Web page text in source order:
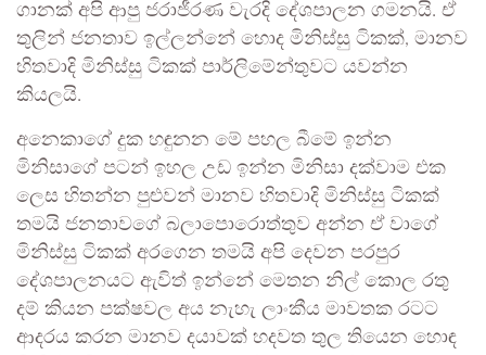
ගානක් අපි ආපු ජරාජීරණ වැරදි දේශපාලන ගමනයි. ඒ
තුලින් ජනතාව ඉල්ලන්නේ හොද මිනිස්සු ටිකක්, මානව
හිතවාදි මිනිස්සු ටිකක් පාර්ලිමේන්තුවට යවන්න
කියලයි.
අනෙකාගේ දුක හඳුනන මේ පහල බීමේ ඉන්න
මිනිසාගේ පටන් ඉහල උඩ ඉන්න මිනිසා දක්වාම එක
ලෙස හිතන්න පුළුවන් මානව හිතවාදි මිනිස්සු ටිකක්
තමයි ජනතාවගේ බලාපොරොත්තුව අන්න ඒ වාගේ
මිනිස්සු ටිකක් අරගෙන තමයි අපි දෙවන පරපුර
දේශපාලනයට ඇවිත් ඉන්නේ මෙතන නිල් කොල රතු
දම් කියන පක්ෂවල අය නැහැ ලාංකීය මාවතක රටට
ආදරය කරන මානව දයාවක් හදවත තුල තියෙන හොඳ